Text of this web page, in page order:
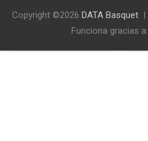
Copyright ©2026 DATA Basquet
Funciona gracias a: